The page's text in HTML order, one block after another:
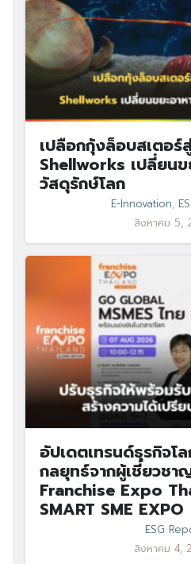
เปลือกกุ้งล็อบสเตอร์
Shellworks เปลี่ยนข
วัสดุรักษ์โลก
E-Innovation,
สิงหาคม 5,
อัปเดตเทรนด์ธุรกิจโ
กลยุทธ์จากผู้เชี่ยวชา
Franchise Expo
SMART SME EXPO
ESG
สิงหาคม 4,